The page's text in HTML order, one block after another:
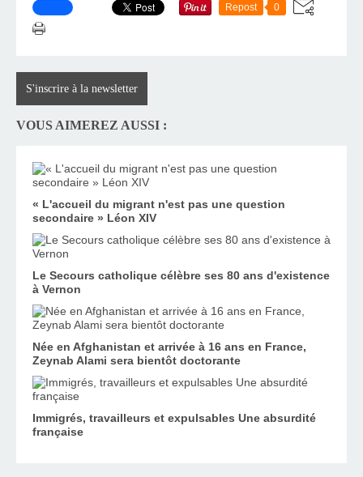
Repost 0
S'inscrire à la newsletter
VOUS AIMEREZ AUSSI :
« L'accueil du migrant n'est pas une question
secondaire » Léon XIV
Le Secours catholique célèbre ses 80 ans d'existence
à Vernon
Née en Afghanistan et arrivée à 16 ans en France,
Zeynab Alami sera bientôt doctorante
Immigrés, travailleurs et expulsables Une absurdité
française